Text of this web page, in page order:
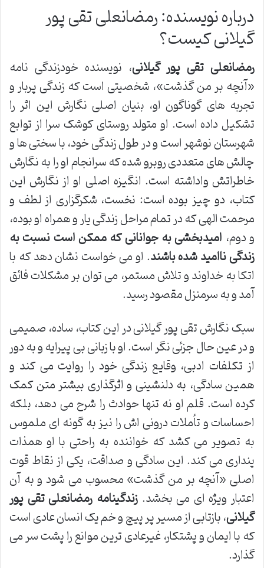
درباره نویسنده: رمضانعلی تقی پور
گیلانی کیست؟
رمضانعلی تقی پور گیلانی، نویسنده خودزندگی نامه
«آنچه بر من گذشت»، شخصیتی است که زندگی پربار و
تجربه های گوناگون او، بنیان اصلی نگارش این اثر را
تشکیل داده است. او متولد روستای کوشک سرا از توابع
شهرستان نوشهر است و در طول زندگی خود، با سختی ها و
چالش های متعددی روبرو شده که سرانجام او را به نگارش
خاطراتش واداشته است. انگیزه اصلی او از نگارش این
کتاب، دو چیز بوده است: نخست، شکرگزاری از لطف و
مرحمت الهی که در تمام مراحل زندگی یار و همراه او بوده،
و دوم، امیدبخشی به جوانانی که ممکن است نسبت به
زندگی ناامید شده باشند. او می خواست نشان دهد که با
اتکا به خداوند و تلاش مستمر، می توان بر مشکلات فائق
آمد و به سرمنزل مقصود رسید.
سبک نگارش تقی پور گیلانی در این کتاب، ساده، صمیمی
و در عین حال جزئی نگر است. او با زبانی بی پیرایه و به دور
از تکلفات ادبی، وقایع زندگی خود را روایت می کند و
همین سادگی، به دلنشینی و اثرگذاری بیشتر متن کمک
کرده است. قلم او نه تنها حوادث را شرح می دهد، بلکه
احساسات و تأملات درونی اش را نیز به گونه ای ملموس
به تصویر می کشد که خواننده به راحتی با او همذات
پنداری می کند. این سادگی و صداقت، یکی از نقاط قوت
اصلی «آنچه بر من گذشت» محسوب می شود و به آن
اعتبار ویژه ای می بخشد.زندگینامه رمضانعلی تقی پور
گیلانی، بازتابی از مسیر پر پیچ و خم یک انسان عادی است
که با ایمان و پشتکار، غیرعادی ترین موانع را پشت سر می
گذارد.